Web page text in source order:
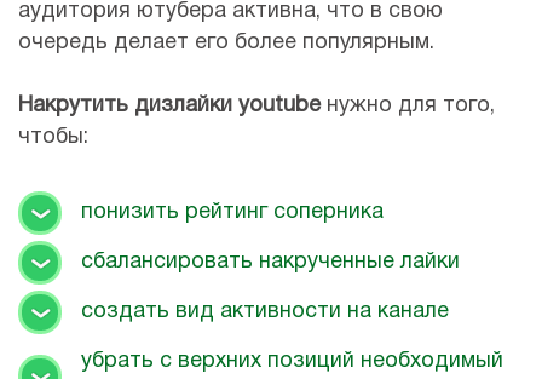
аудитория ютубера активна, что в свою
очередь делает его более популярным.
Накрутить дизлайки youtubeнужно для того,
чтобы:
понизить рейтинг соперника
сбалансировать накрученные лайки
создать вид активности на канале
убрать с верхних позиций необходимый